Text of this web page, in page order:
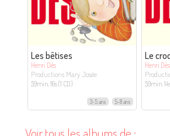
Les bêtises
Henri Dès
Productions Mary Josée
59min. 16s (1 CD)
3-5 ans 5-8 ans
Le
Henri Dès
59min.
Voir tous les albums de :